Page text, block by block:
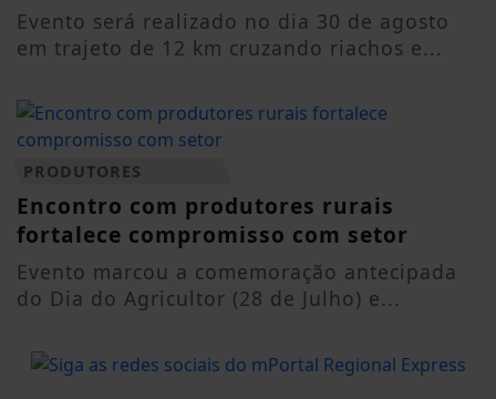
Evento será realizado no dia 30 de agosto
em trajeto de 12 km cruzando riachos e...
PRODUTORES
Encontro com produtores rurais
fortalece compromisso com setor
Evento marcou a comemoração antecipada
do Dia do Agricultor (28 de Julho) e...